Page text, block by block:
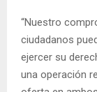
“Nuestro
ciudadanos
ejercer su
una operación